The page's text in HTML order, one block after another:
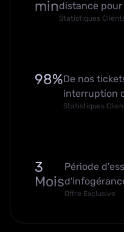
mindistance
Statistiques
98%De nos
interruption
Statistiques
3
Mois
Période
Offre Exclusive